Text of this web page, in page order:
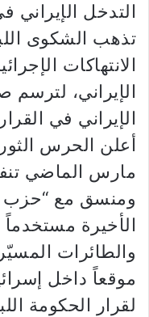
التدخل الإيراني
تذهب الشكوى
الانتهاكات
الإيراني،
الإيراني في
مارس الماضي
ومنسق مع “حزب
الأخيرة
موقعاً داخل
لقرار الحكومة